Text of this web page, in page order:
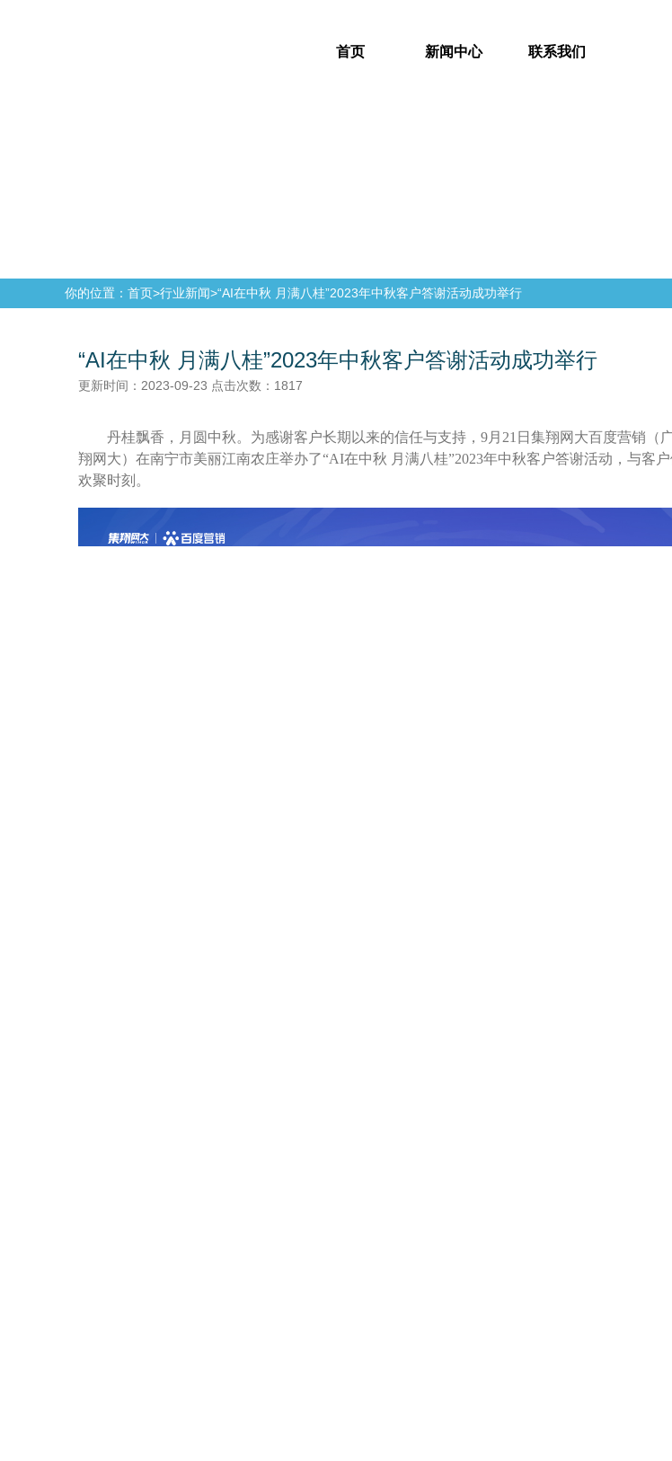
首页 新闻中心 联系我们
你的位置：首页>行业新闻>“AI在中秋 月满八桂”2023年中秋客户答谢活动成功举行
“AI在中秋 月满八桂”2023年中秋客户答谢活动成功举行
更新时间：2023-09-23 点击次数：1817
丹桂飘香，月圆中秋。为感谢客户长期以来的信任与支持， 9月21日集翔网大百度营销（
翔网大）在南宁市美丽江南农庄举办了“AI在中秋 月满八桂”2023年中秋客户答谢活动，与客
欢聚时刻。